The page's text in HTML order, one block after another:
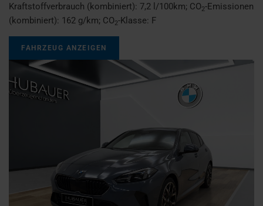
Kraftstoffverbrauch (kombiniert): 7,2 l/100km; CO2-Emissionen
(kombiniert): 162 g/km; CO2-Klasse: F
FAHRZEUG ANZEIGEN